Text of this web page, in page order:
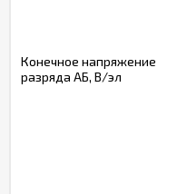
Конечное напряжение
разряда АБ, В/эл